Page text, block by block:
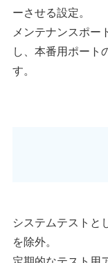
ーさせる設定。
メンテナンスポー
し、本番用ポート
す。
システムテストと
を除外。